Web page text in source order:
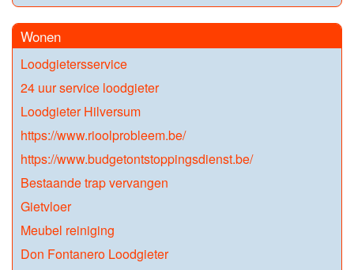
Wonen
Loodgietersservice
24 uur service loodgieter
Loodgieter Hilversum
https://www.rioolprobleem.be/
https://www.budgetontstoppingsdienst.be/
Bestaande trap vervangen
Gietvloer
Meubel reiniging
Don Fontanero Loodgieter